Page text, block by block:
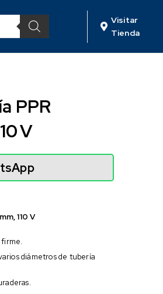
Visitar
Tienda
PPR
V
110 V
diámetros de tubería